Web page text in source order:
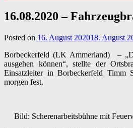
16.08.2020 –
Posted on 16. August 202018. August
Borbeckerfeld (LK Ammerland) –
ausgehen können“, stellte der
Einsatzleiter in Borbeckerfeld Timm
morgen fest.
Bild: Scherenarbeitsbühne mit